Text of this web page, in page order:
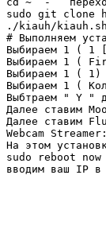
sudo git clone
./kiauh/
# Выполняем
Выбираем 1 ( 1
Выбираем 1 (
Выбираем 1 ( 1)
Выбираем 1 (
Выбтраем " Y "
Далее ставим
Далее ставим
Webcam
На этом
sudo reboot now
вводим ваш IP в